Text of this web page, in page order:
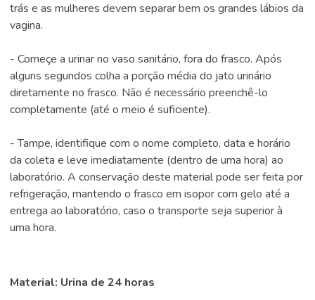
trás e as mulheres devem separar bem os grandes lábios da
vagina.
- Começe a urinar no vaso sanitário, fora do frasco. Após
alguns segundos colha a porção média do jato urinário
diretamente no frasco. Não é necessário preenchê-lo
completamente (até o meio é suficiente).
- Tampe, identifique com o nome completo, data e horário
da coleta e leve imediatamente (dentro de uma hora) ao
laboratório. A conservação deste material pode ser feita por
refrigeração, mantendo o frasco em isopor com gelo até a
entrega ao laboratório, caso o transporte seja superior à
uma hora.
Material: Urina de 24 horas